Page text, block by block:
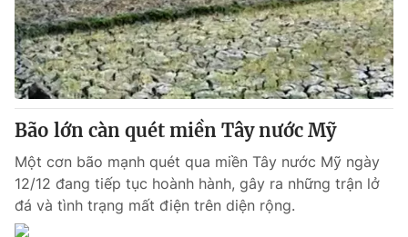
Bão lớn càn quét miền Tây nước Mỹ
Một cơn bão mạnh quét qua miền Tây nước Mỹ ngày
12/12 đang tiếp tục hoành hành, gây ra những trận lở
đá và tình trạng mất điện trên diện rộng.